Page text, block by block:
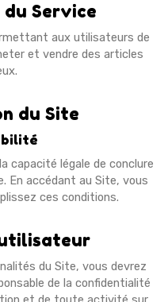
du Service
aux utilisateurs de
et vendre des articles
du Site
capacité légale de conclure
En accédant au Site, vous
ces conditions.
du Site, vous devrez
de la confidentialité